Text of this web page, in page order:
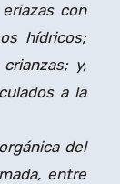
con
hídricos;
y,
a la
del
entre